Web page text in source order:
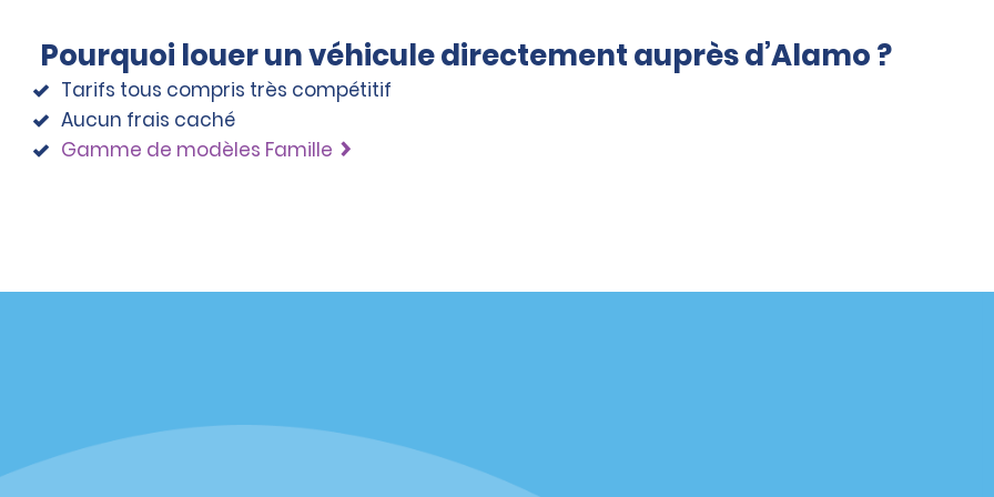
Pourquoi louer un véhicule directement auprès d’Alamo ?
Tarifs tous compris très compétitif
Aucun frais caché
Gamme de modèles Famille
internationale